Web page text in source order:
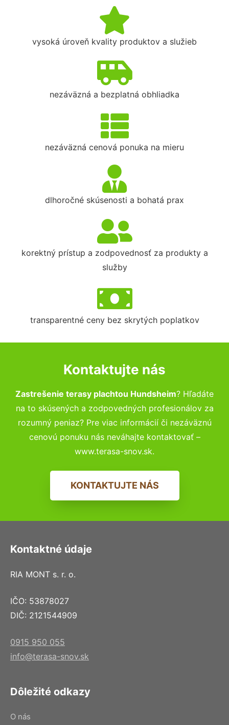
vysoká úroveň kvality produktov a služieb
nezáväzná a bezplatná obhliadka
nezáväzná cenová ponuka na mieru
dlhoročné skúsenosti a bohatá prax
korektný prístup a zodpovednosť za produkty a
služby
transparentné ceny bez skrytých poplatkov
Kontaktujte nás
Zastrešenie terasy plachtou Hundsheim? Hľadáte
na to skúsených a zodpovedných profesionálov za
rozumný peniaz? Pre viac informácií či nezáväznú
cenovú ponuku nás neváhajte kontaktovať –
www.terasa-snov.sk.
KONTAKTUJTE NÁS
Kontaktné údaje
RIA MONT s. r. o.
IČO: 53878027
DIČ: 2121544909
0915 950 055
info@terasa-snov.sk
Dôležité odkazy
O nás